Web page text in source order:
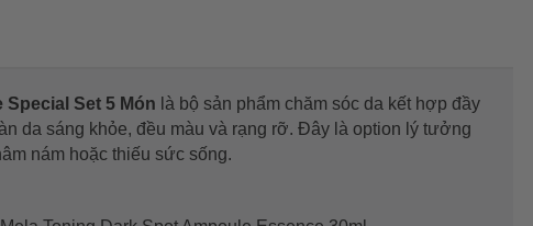
Set 5 Món là bộ sản phẩm chăm sóc da kết hợp đầy
da sáng khỏe, đều màu và rạng rỡ. Đây là option lý tưởng
nám hoặc thiếu sức sống.